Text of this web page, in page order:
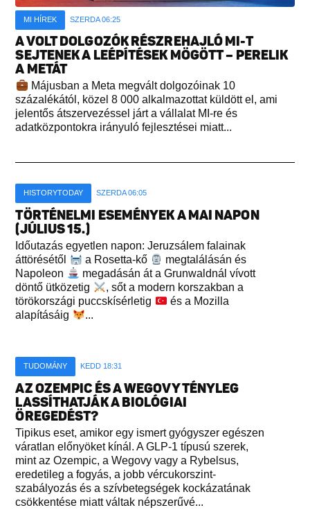
MI HÍREK SZERDA 06:25
A VOLT DOLGOZÓK RÉSZREHAJLÓ MI-T
SEJTENEK A LEÉPÍTÉSEK MÖGÖTT – PERELIK
A METÁT
Májusban a Meta megvált dolgozóinak 10
százalékától, közel 8 000 alkalmazottat küldött el, ami
jelentős átszervezéssel járt a vállalat MI-re és
adatközpontokra irányuló fejlesztései miatt...
HISTORYTODAY SZERDA 06:05
TÖRTÉNELMI ESEMÉNYEK A MAI NAPON
(JÚLIUS 15.)
Időutazás egyetlen napon: Jeruzsálem falainak
áttörésétől
a Rosetta-kő
megtalálásán és
Napoleon
megadásán át a Grunwaldnál vívott
döntő ütközetig
, sőt a modern korszakban a
törökországi puccskísérletig
és a Mozilla
alapításáig
...
TUDOMÁNY KEDD 18:31
AZ OZEMPIC ÉS A WEGOVY TÉNYLEG
LASSÍTHATJÁK A BIOLÓGIAI
ÖREGEDÉST?
Tipikus eset, amikor egy ismert gyógyszer egészen
váratlan előnyöket kínál. A GLP-1 típusú szerek,
mint az Ozempic, a Wegovy vagy a Rybelsus,
eredetileg a fogyás, a jobb vércukorszint-
szabályozás és a szívbetegségek kockázatának
csökkentése miatt váltak népszerűvé...